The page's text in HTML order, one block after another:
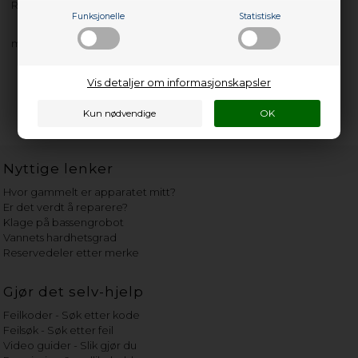
Funksjonelle Statistiske
Vis detaljer om informasjonskapsler
RF8101 - 7511720010
med flere…
Nyttige lenker
Hvor gammelt er apparatet mitt?
Er det verdt å reparere?
Klage på bassengrobot
Vannets hardhetsgrad
Reservedeler etter merke
Gjør det selv-hjelp
Feilkoder - Søk etter kode
Feilsøk - Søk etter feil
Video guider - Slik gjør du